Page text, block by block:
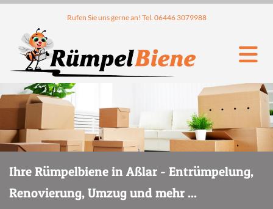
Rufen Sie uns gerne an! Tel. 06446 3079988
Ihre Rümpelbiene in Aßlar - Entrümpelung,
Renovierung, Umzug und mehr ...